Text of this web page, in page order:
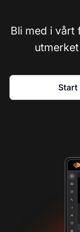
Bli med i vårt
Start